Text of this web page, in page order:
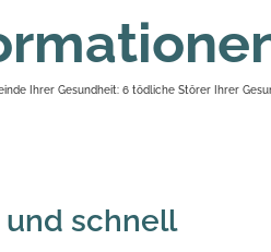
Ihrer Gesundheit: 6 tödliche Störer Ihrer
schnell